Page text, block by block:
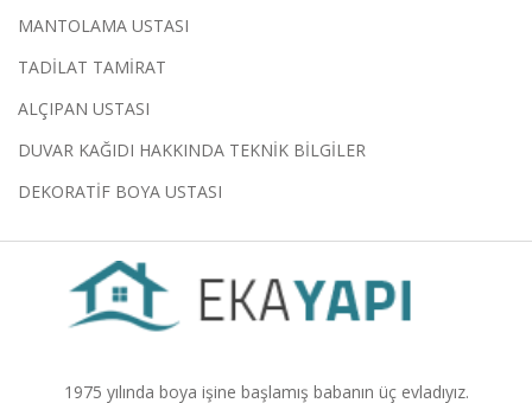
MANTOLAMA USTASI
TADİLAT TAMİRAT
ALÇIPAN USTASI
DUVAR KAĞIDI HAKKINDA TEKNİK BİLGİLER
DEKORATİF BOYA USTASI
1975 yılında boya işine başlamış babanın üç evladıyız.